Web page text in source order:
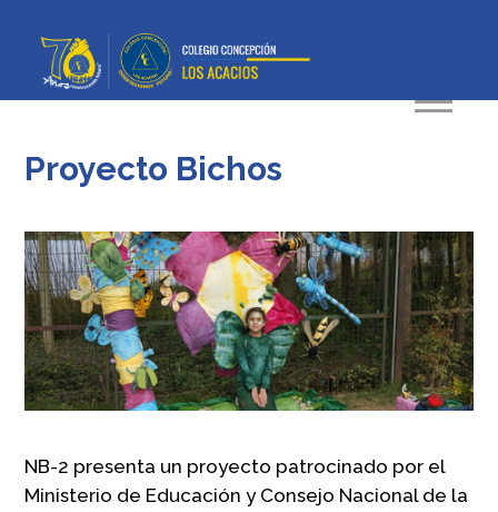
Proyecto Bichos
NB-2 presenta un proyecto patrocinado por el
Ministerio de Educación y Consejo Nacional de la